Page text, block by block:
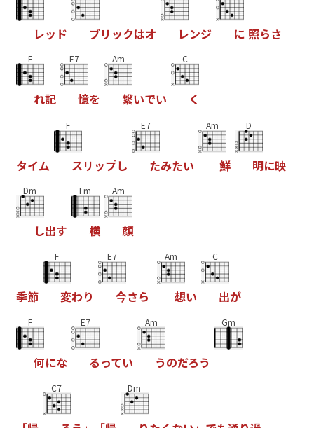
レッ ド ブリ ックはオ レンジ に 照らさ
F
れ記
E7
憶を
Am
繋いでい
C
く
タイム
F
スリ ップし
E7
たみたい
Am
鮮
D
明に映
Dm
し出す
Fm
横
Am
顔
季節
F
変わり
E7
今さら
Am
想い
C
出が
F
何にな
E7
るってい
Am
うのだろう
Gm
C7 Dm